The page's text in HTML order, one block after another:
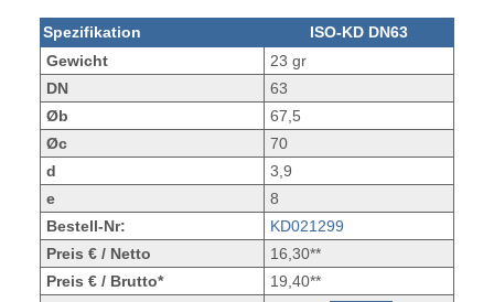
Spezifikation
ISO-KD DN63
Gewicht
23 gr
DN
63
Øb
67,5
Øc
70
d
3,9
e
8
Bestell-Nr:
KD021299
Preis € / Netto
16,30**
Preis € / Brutto*
19,40**